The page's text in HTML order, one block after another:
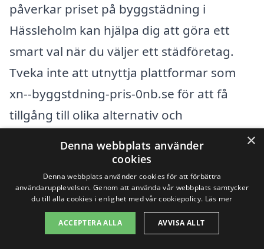
påverkar priset på byggstädning i
Hässleholm kan hjälpa dig att göra ett
smart val när du väljer ett städföretag.
Tveka inte att utnyttja plattformar som
xn--byggstdning-pris-0nb.se för att få
tillgång till olika alternativ och
Få 3 erbjudanden, gratis och utan
förpliktelser
×
Denna webbplats använder
cookies
Denna webbplats använder cookies för att förbättra
användarupplevelsen. Genom att använda vår webbplats samtycker
du till alla cookies i enlighet med vår cookiepolicy. Läs mer
ACCEPTERA ALLA AVVISA ALLT